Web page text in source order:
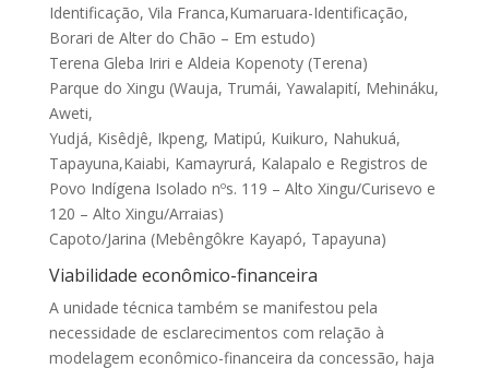
Identificação, Vila Franca,Kumaruara-Identificação,
Borari de Alter do Chão – Em estudo)
Terena Gleba Iriri e Aldeia Kopenoty (Terena)
Parque do Xingu (Wauja, Trumái, Yawalapití, Mehináku,
Aweti,
Yudjá, Kisêdjê, Ikpeng, Matipú, Kuikuro, Nahukuá,
Tapayuna,Kaiabi, Kamayrurá, Kalapalo e Registros de
Povo Indígena Isolado nºs. 119 – Alto Xingu/Curisevo e
120 – Alto Xingu/Arraias)
Capoto/Jarina (Mebêngôkre Kayapó, Tapayuna)
Viabilidade econômico-financeira
A unidade técnica também se manifestou pela
necessidade de esclarecimentos com relação à
modelagem econômico-financeira da concessão, haja